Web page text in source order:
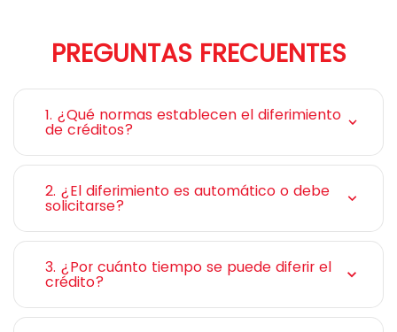
PREGUNTAS FRECUENTES
1. ¿Qué normas establecen el diferimiento
de créditos?
2. ¿El diferimiento es automático o debe
solicitarse?
3. ¿Por cuánto tiempo se puede diferir el
crédito?